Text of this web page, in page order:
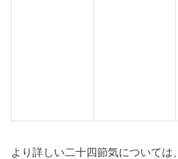
より詳しい二十四節気については、